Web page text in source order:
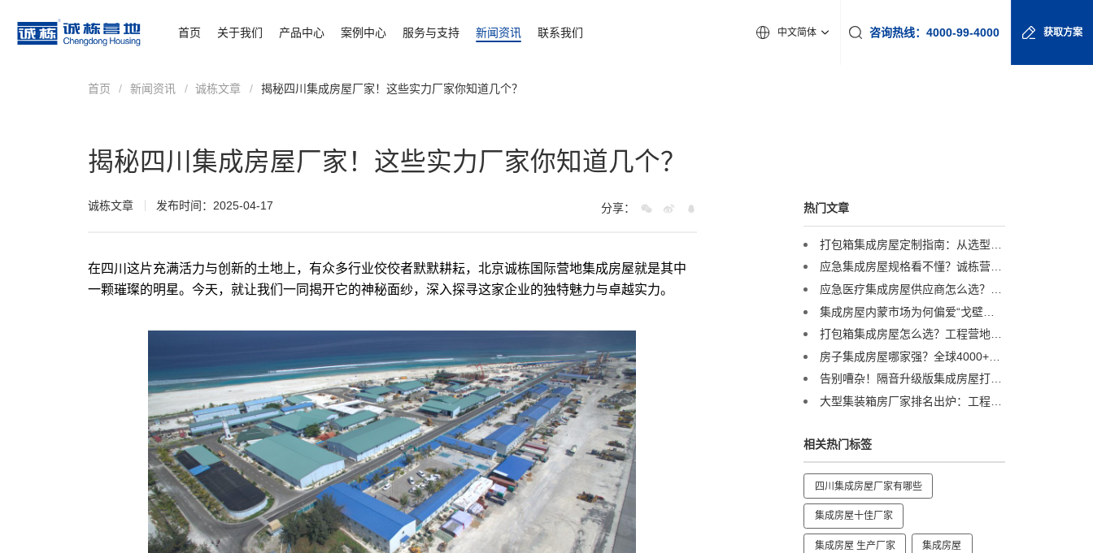
首页 关于我们 产品中心 案例中心 服务与支持 新闻资讯 联系我们 中文简体 咨询热线：4000-99-4000 获取方案
首页 / 新闻资讯 / 诚栋文章 / 揭秘四川集成房屋厂家！这些实力厂家你知道几个？
揭秘四川集成房屋厂家！这些实力厂家你知道几个？
诚栋文章 发布时间：2025-04-17 分享：
在四川这片充满活力与创新的土地上，有众多行业佼佼者默默耕耘，北京诚栋国际营地集成房屋就是其中
一颗璀璨的明星。今天，就让我们一同揭开它的神秘面纱，深入探寻这家企业的独特魅力与卓越实力。
热门文章
应急集成房屋规格看不懂？诚栋营地：一套标准，多重保障，定义行业品质标杆
告别嘈杂！隔音升级版集成房屋打包箱，打造安静办公与宜居空间
相关热门标签
四川集成房屋厂家有哪些
集成房屋十佳厂家
集成房屋 生产厂家 集成房屋